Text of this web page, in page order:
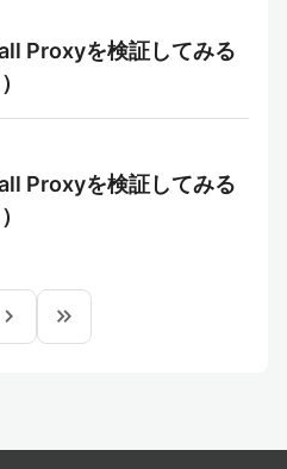
Proxyを検証してみる
Proxyを検証してみる
navigate_next keyboard_double_arrow_right